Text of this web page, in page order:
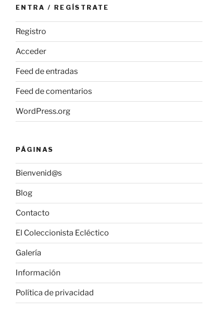
ENTRA / REGÍSTRATE
Registro
Acceder
Feed de entradas
Feed de comentarios
WordPress.org
PÁGINAS
Bienvenid@s
Blog
Contacto
El Coleccionista Ecléctico
Galería
Información
Política de privacidad